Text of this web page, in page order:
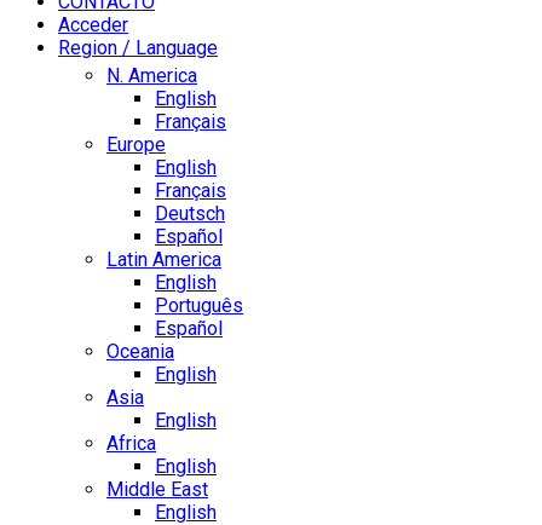
Acceder
Region / Language
N. America
English
Français
Europe
English
Français
Deutsch
Español
Latin America
English
Português
Español
Oceania
English
Asia
English
Africa
English
Middle East
English